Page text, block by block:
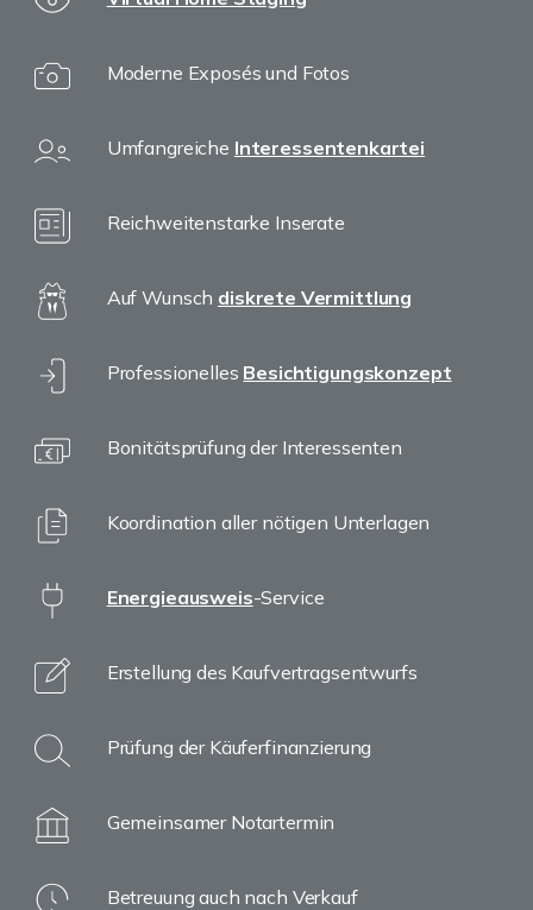
Moderne Exposés und Fotos
Umfangreiche Interessentenkartei
Reichweitenstarke Inserate
Auf Wunsch diskrete Vermittlung
Professionelles Besichtigungskonzept
Bonitätsprüfung der Interessenten
Koordination aller nötigen Unterlagen
Energieausweis-Service
Erstellung des Kaufvertragsentwurfs
Prüfung der Käuferfinanzierung
Gemeinsamer Notartermin
Betreuung auch nach Verkauf